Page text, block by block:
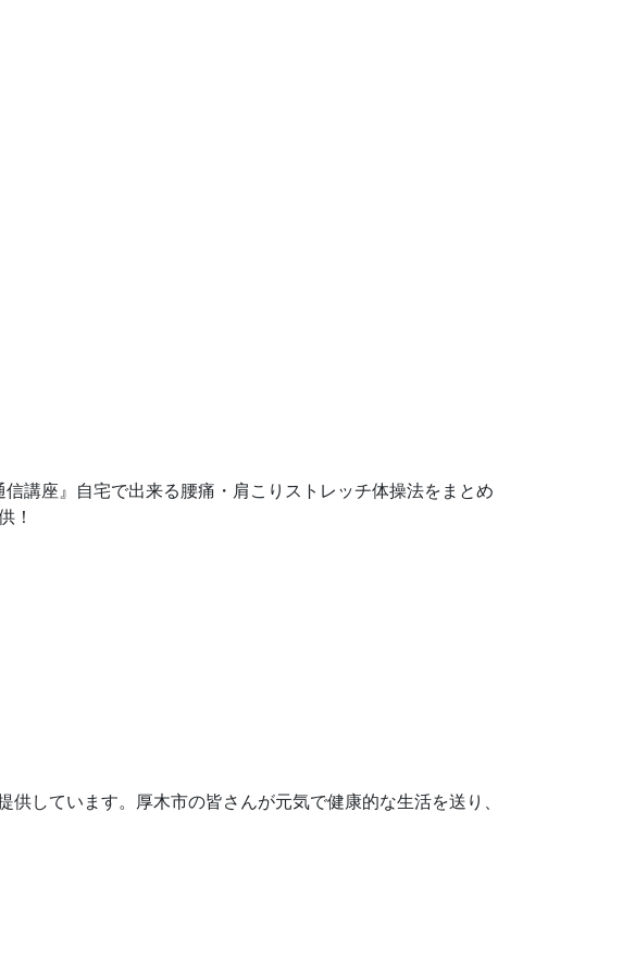
座』自宅で出来る腰痛・肩こりストレッチ体操法をまとめ
！
しています。厚木市の皆さんが元気で健康的な生活を送り、